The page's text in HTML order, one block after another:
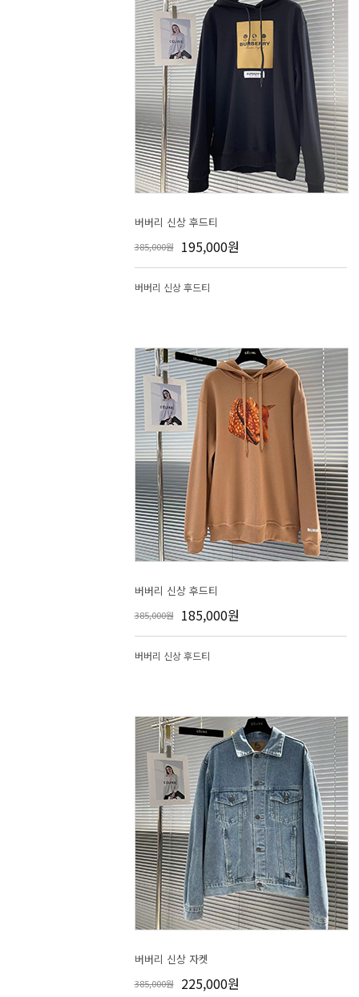
버버리 신상 후드티
385,000원 195,000원
버버리 신상 후드티
버버리 신상 후드티
385,000원 185,000원
버버리 신상 후드티
버버리 신상 자켓
385,000원 225,000원